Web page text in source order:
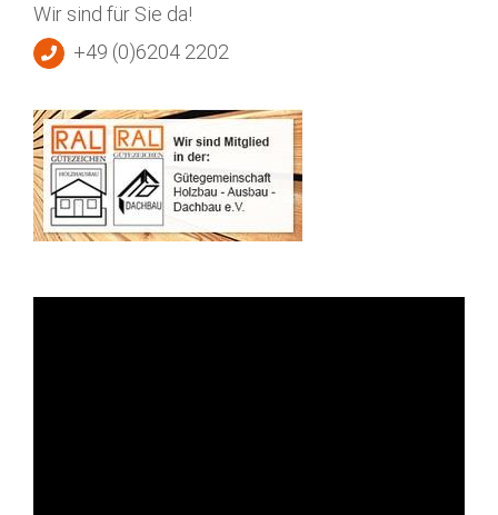
Wir sind für Sie da!
+49 (0)6204 2202